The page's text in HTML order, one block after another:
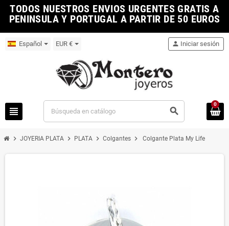
TODOS NUESTROS ENVIOS URGENTES GRATIS A
PENINSULA Y PORTUGAL A PARTIR DE 50 EUROS
Español EUR €
view_headline search
person Iniciar sesión
0
chevron_right JOYERIA PLATA chevron_right PLATA chevron_right Colgantes chevron_right Colgante Plata My Life